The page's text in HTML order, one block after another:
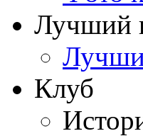
Лучший
Клуб